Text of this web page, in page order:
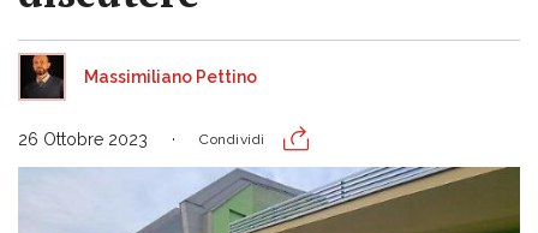
Massimiliano Pettino
26 Ottobre 2023 Condividi